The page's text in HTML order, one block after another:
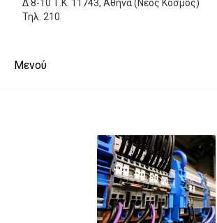
Δ 8-10 Τ.Κ. 11743, Αθήνα (Νέος Κόσμος)
Τηλ. 210
Μενού